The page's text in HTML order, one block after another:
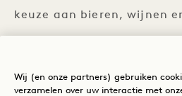
keuze aan bieren, wijnen
Kom tot rust in onze
sfeer – perfect om lekker
Wij (en onze partners) gebruiken
verzamelen over uw interactie met